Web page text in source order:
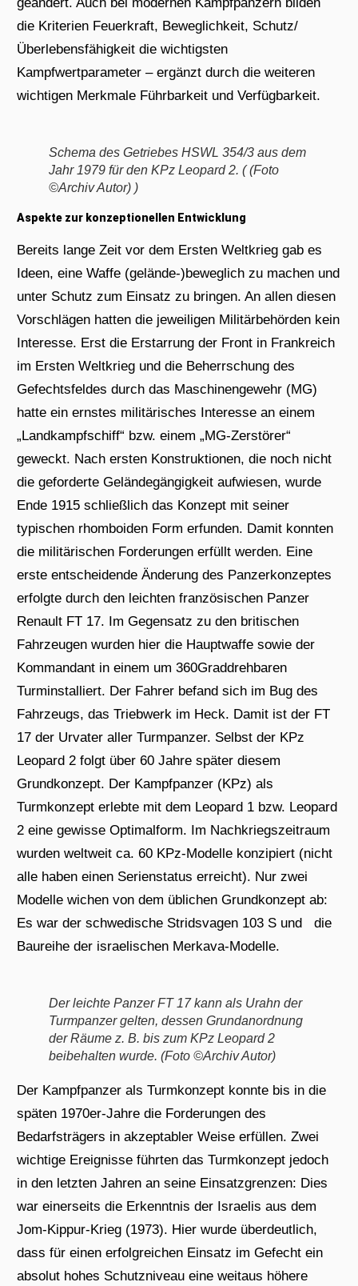
die Kriterien Feuerkraft, Beweglichkeit, Schutz/
Überlebensfähigkeit die wichtigsten
Kampfwertparameter – ergänzt durch die weiteren
wichtigen Merkmale Führbarkeit und Verfügbarkeit.
Schema des Getriebes HSWL 354/3 aus dem
Jahr 1979 für den KPz Leopard 2. ( (Foto
©Archiv Autor) )
Aspekte zur konzeptionellen Entwicklung
Bereits lange Zeit vor dem Ersten Weltkrieg gab es
Ideen, eine Waffe (gelände-)beweglich zu machen und
unter Schutz zum Einsatz zu bringen. An allen diesen
Vorschlägen hatten die jeweiligen Militärbehörden kein
Interesse. Erst die Erstarrung der Front in Frankreich
im Ersten Weltkrieg und die Beherrschung des
Gefechtsfeldes durch das Maschinengewehr (MG)
hatte ein ernstes militärisches Interesse an einem
„Landkampfschiff“ bzw. einem „MG-Zerstörer“
geweckt. Nach ersten Konstruktionen, die noch nicht
die geforderte Geländegängigkeit aufwiesen, wurde
Ende 1915 schließlich das Konzept mit seiner
typischen rhomboiden Form erfunden. Damit konnten
die militärischen Forderungen erfüllt werden. Eine
erste entscheidende Änderung des Panzerkonzeptes
erfolgte durch den leichten französischen Panzer
Renault FT 17. Im Gegensatz zu den britischen
Fahrzeugen wurden hier die Hauptwaffe sowie der
Kommandant in einem um 360Graddrehbaren
Turminstalliert. Der Fahrer befand sich im Bug des
Fahrzeugs, das Triebwerk im Heck. Damit ist der FT
17 der Urvater aller Turmpanzer. Selbst der KPz
Leopard 2 folgt über 60 Jahre später diesem
Grundkonzept. Der Kampfpanzer (KPz) als
Turmkonzept erlebte mit dem Leopard 1 bzw. Leopard
2 eine gewisse Optimalform. Im Nachkriegszeitraum
wurden weltweit ca. 60 KPz-Modelle konzipiert (nicht
alle haben einen Serienstatus erreicht). Nur zwei
Modelle wichen von dem üblichen Grundkonzept ab:
Es war der schwedische Stridsvagen 103 S und die
Baureihe der israelischen Merkava-Modelle.
Der leichte Panzer FT 17 kann als Urahn der
Turmpanzer gelten, dessen Grundanordnung
der Räume z. B. bis zum KPz Leopard 2
beibehalten wurde. (Foto ©Archiv Autor)
Der Kampfpanzer als Turmkonzept konnte bis in die
späten 1970er-Jahre die Forderungen des
Bedarfsträgers in akzeptabler Weise erfüllen. Zwei
wichtige Ereignisse führten das Turmkonzept jedoch
in den letzten Jahren an seine Einsatzgrenzen: Dies
war einerseits die Erkenntnis der Israelis aus dem
Jom-Kippur-Krieg (1973). Hier wurde überdeutlich,
dass für einen erfolgreichen Einsatz im Gefecht ein
absolut hohes Schutzniveau eine weitaus höhere